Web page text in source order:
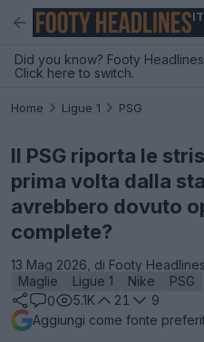
IT
Did you know? Footy
Click here to switch.
Home Ligue 1 PSG
Il PSG riporta le
prima volta dalla
avrebbero dovuto
complete?
13 Mag 2026, di Footy
Maglie
Ligue 1 Nike
PSG
0
5.1K 21
9
Aggiungi come fonte